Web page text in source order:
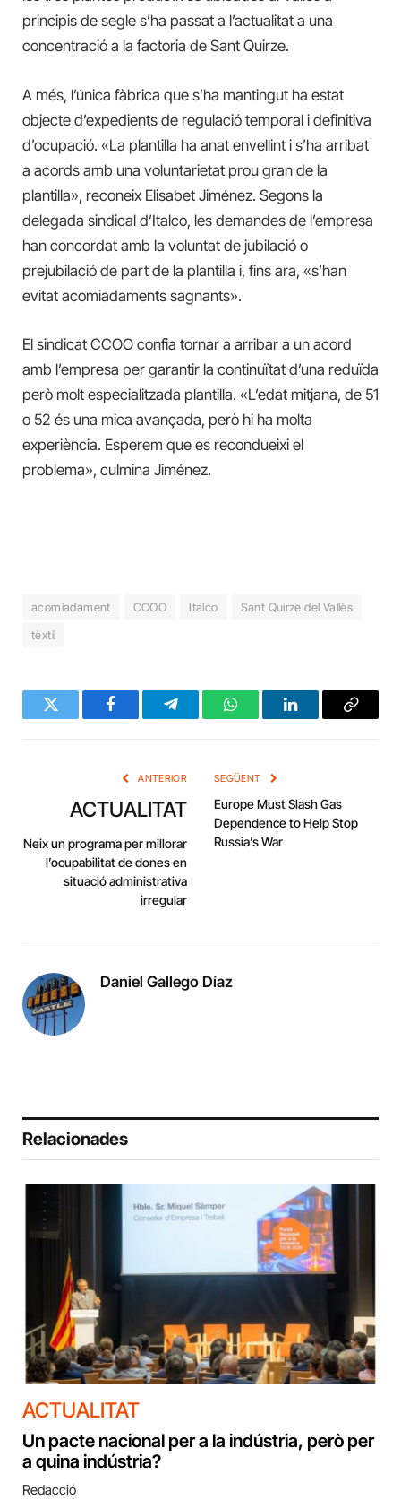
principis de segle s’ha passat a l’actualitat a una
concentració a la factoria de Sant Quirze.
A més, l’única fàbrica que s’ha mantingut ha estat
objecte d’expedients de regulació temporal i definitiva
d’ocupació. «La plantilla ha anat envellint i s’ha arribat
a acords amb una voluntarietat prou gran de la
plantilla», reconeix Elisabet Jiménez. Segons la
delegada sindical d’Italco, les demandes de l’empresa
han concordat amb la voluntat de jubilació o
prejubilació de part de la plantilla i, fins ara, «s’han
evitat acomiadaments sagnants».
El sindicat CCOO confia tornar a arribar a un acord
amb l’empresa per garantir la continuïtat d’una reduïda
però molt especialitzada plantilla. «L’edat mitjana, de 51
o 52 és una mica avançada, però hi ha molta
experiència. Esperem que es recondueixi el
problema», culmina Jiménez.
acomiadament CCOO Italco
Sant Quirze del Vallès
tèxtil
Twitter FacebookTelegramWhatsAppLinkedInCopy
ANTERIOR
ACTUALITAT
Neix un programa per millorar
l’ocupabilitat de dones en
situació administrativa
irregular
SEGÜENT
Europe Must Slash Gas
Dependence to Help Stop
Russia’s War
Daniel Gallego Díaz
Relacionades
ACTUALITAT
Un pacte nacional per a la indústria, però per
a quina indústria?
Redacció